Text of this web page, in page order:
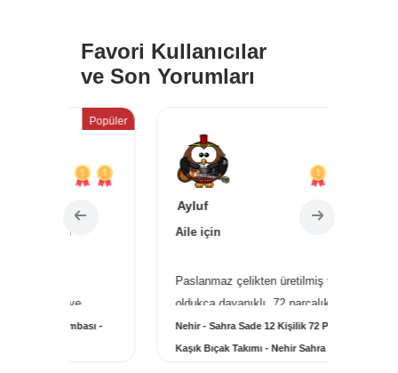
Favori Kullanıcılar
ve Son Yorumları
Paslanmaz çelikten üretilmiş ve
oldukça dayanıklı. 72 parçalık set, 12
ki ...
daha fazlası...
Nehir - Sahra Sade 12 Kişilik 72 Parça Çatal
Kaşık Bıçak Takımı - Nehir Sahra Sade 12